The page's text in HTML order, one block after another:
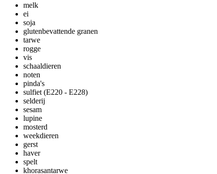
melk
ei
soja
glutenbevattende granen
tarwe
rogge
vis
schaaldieren
noten
pinda's
sulfiet (E220 - E228)
selderij
sesam
lupine
mosterd
weekdieren
gerst
haver
spelt
khorasantarwe